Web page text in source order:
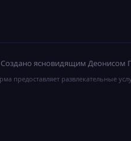
ясновидящим Деонисом
предоставляет развлекательные